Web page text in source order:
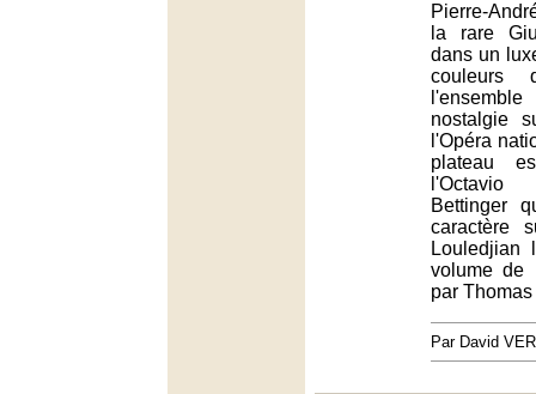
Pierre-
la rare
dans un
couleurs
nostalgie
l'Opéra
plateau
Bettinger
caractère
Louledjian
volume de
par
Par David